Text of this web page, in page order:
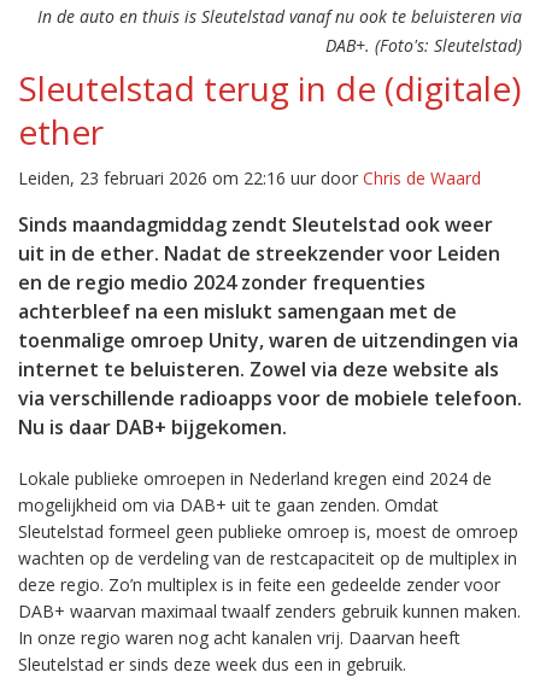
In de auto en thuis is Sleutelstad vanaf nu ook te beluisteren via
DAB+. (Foto's: Sleutelstad)
Sleutelstad terug in de (digitale)
ether
Leiden, 23 februari 2026 om 22:16 uur door Chris de Waard
Sinds maandagmiddag zendt Sleutelstad ook weer
uit in de ether. Nadat de streekzender voor Leiden
en de regio medio 2024 zonder frequenties
achterbleef na een mislukt samengaan met de
toenmalige omroep Unity, waren de uitzendingen via
internet te beluisteren. Zowel via deze website als
via verschillende radioapps voor de mobiele telefoon.
Nu is daar DAB+ bijgekomen.
Lokale publieke omroepen in Nederland kregen eind 2024 de
mogelijkheid om via DAB+ uit te gaan zenden. Omdat
Sleutelstad formeel geen publieke omroep is, moest de omroep
wachten op de verdeling van de restcapaciteit op de multiplex in
deze regio. Zo’n multiplex is in feite een gedeelde zender voor
DAB+ waarvan maximaal twaalf zenders gebruik kunnen maken.
In onze regio waren nog acht kanalen vrij. Daarvan heeft
Sleutelstad er sinds deze week dus een in gebruik.